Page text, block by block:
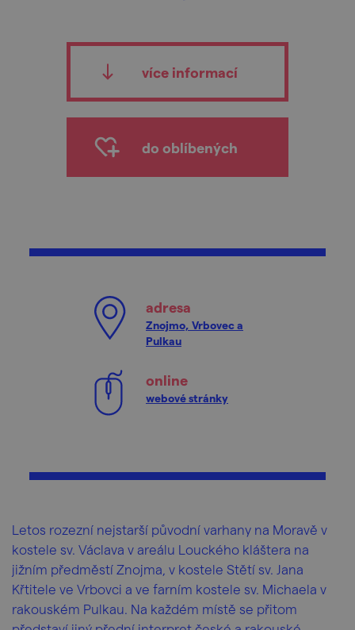
více informací
do oblíbených
adresa
Znojmo, Vrbovec a
Pulkau
online
webové stránky
Letos rozezní nejstarší původní varhany na Moravě v
kostele sv. Václava v areálu Louckého kláštera na
jižním předměstí Znojma, v kostele Stětí sv. Jana
Křtitele ve Vrbovci a ve farním kostele sv. Michaela v
rakouském Pulkau. Na každém místě se přitom